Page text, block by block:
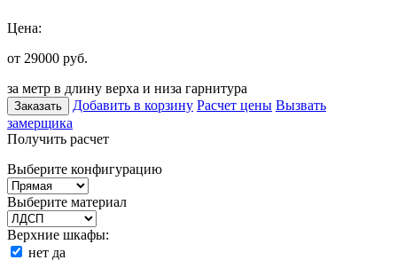
Цена:
от 29000 руб.
за метр в длину верха и низа гарнитура
Заказать Добавить в корзину Расчет цены Вызвать
замерщика
Получить расчет
Выберите конфигурацию
Выберите материал
Верхние шкафы:
нет да